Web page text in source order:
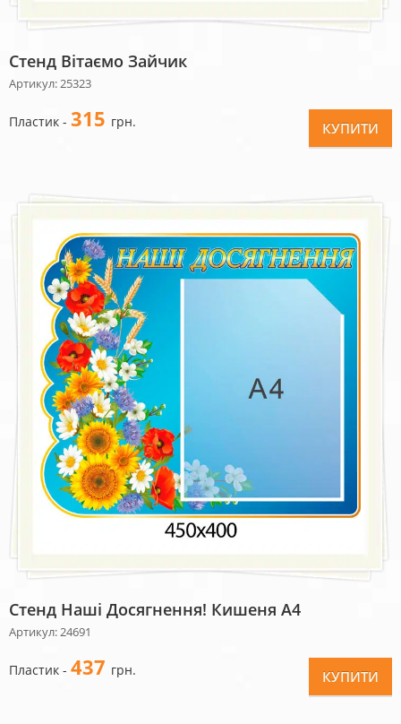
Стенд Вітаємо Зайчик
Артикул: 25323
Пластик - 315 грн. КУПИТИ
Стенд Наші Досягнення! Кишеня А4
Артикул: 24691
Пластик - 437 грн. КУПИТИ